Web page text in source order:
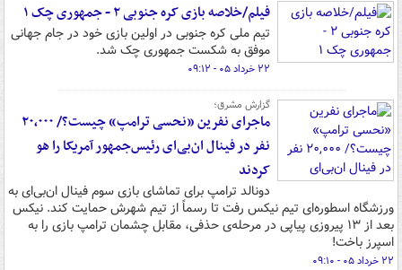
فیلم/خلاصه بازی کره جنوبی ۲ - جمهوری چک ۱
تیم ملی کره جنوبی در اولین بازی خود در جام جهانی
موفق به شکست جمهوری چک شد.
۲۲ خرداد ۰۵ - ۰۹:۱۲
گزارش مشرق؛
ماجرای نفرین ‏«نحسی ترامپ» چیست؟/ ۲۰,۰۰۰
نفر در فینال ان‌بی‌ای رئیس‌جمهور آمریکا را هو
کردند
دونالد ترامپ برای تماشای بازی سوم فینال ان‌بی‌ای به
ورزشگاه اسطوره‌ای تیم نیکس رفت تا رسماً از تیم شهرش حمایت کند. نیکس
بعد از ۱۳ پیروزی پیاپی در مرحله‌ی حذفی، مقابل چشمان ترامپ بازی را به
اسپرز باخت!
۲۲ خرداد ۰۵ - ۰۹:۱۰